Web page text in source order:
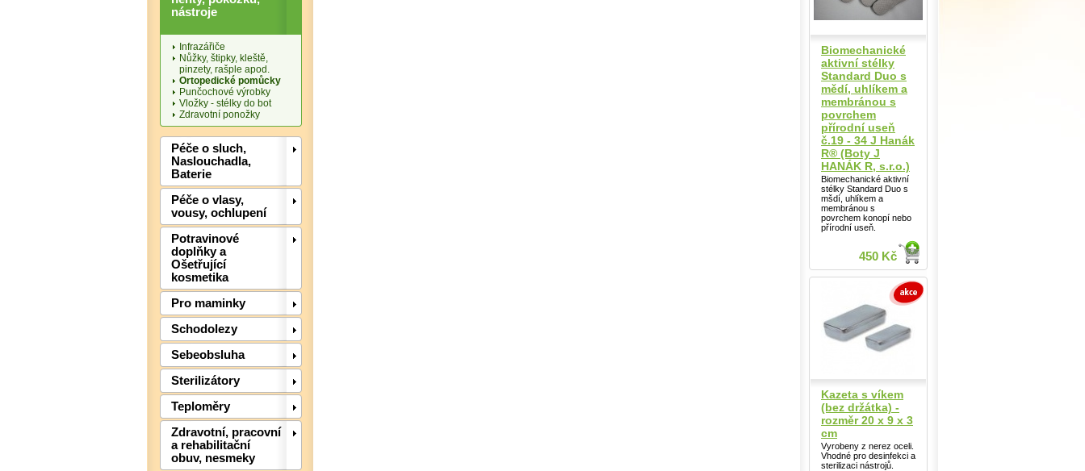
nástroje
Infrazářiče
Nůžky, štipky, kleště,
pinzety, rašple apod.
Ortopedické pomůcky
Punčochové výrobky
Vložky - stélky do bot
Zdravotní ponožky
Péče o sluch,
Naslouchadla,
Baterie
Péče o vlasy,
vousy, ochlupení
Potravinové
doplňky a
Ošetřující
kosmetika
Pro maminky
Schodolezy
Sebeobsluha
Sterilizátory
Teploměry
Zdravotní, pracovní
a rehabilitační
obuv, nesmeky
Biomechanické
aktivní stélky
Standard Duo s
mědí, uhlíkem a
membránou s
povrchem
přírodní useň
č.19 - 34 J Hanák
R® (Boty J
HANÁK R, s.r.o.)
Biomechanické aktivní
stélky Standard Duo s
mšdí, uhlíkem a
membránou s
povrchem konopí nebo
přírodní useň.
450 Kč
Kazeta s víkem
(bez držátka) -
rozměr 20 x 9 x 3
cm
Vyrobeny z nerez oceli.
Vhodné pro desinfekci a
sterilizaci nástrojů.